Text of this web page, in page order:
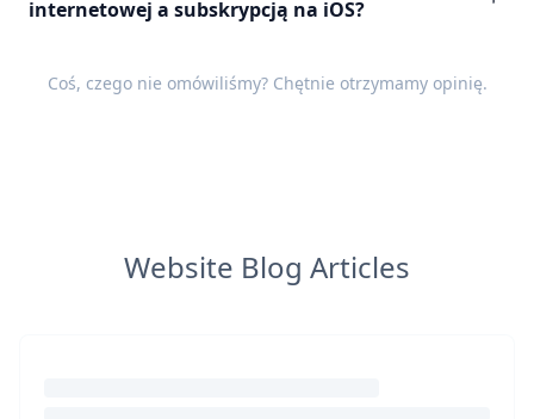
internetowej a subskrypcją na iOS?
Coś, czego nie omówiliśmy? Chętnie otrzymamy opinię.
Website Blog Articles